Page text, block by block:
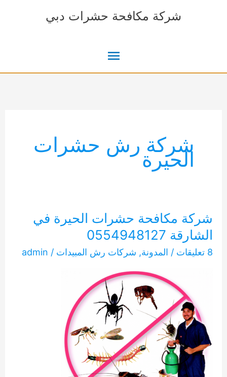
شركة مكافحة حشرات دبي
القائمة
شركة رش حشرات
الحيرة
شركة مكافحة حشرات الحيرة في
الشارقة 0554948127
8 تعليقات / المدونة, شركات رش المبيدات /
admin